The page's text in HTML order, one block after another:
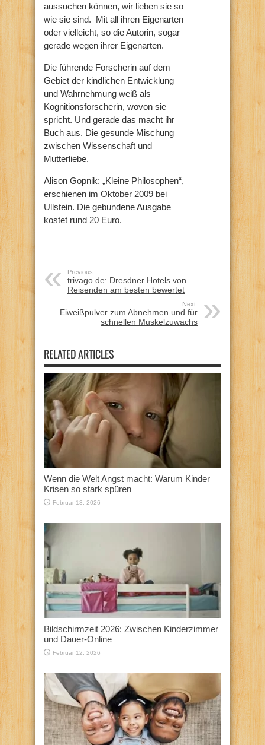
aussuchen können, wir lieben sie so
wie sie sind. Mit all ihren Eigenarten
oder vielleicht, so die Autorin, sogar
gerade wegen ihrer Eigenarten.
Die führende Forscherin auf dem
Gebiet der kindlichen Entwicklung
und Wahrnehmung weiß als
Kognitionsforscherin, wovon sie
spricht. Und gerade das macht ihr
Buch aus. Die gesunde Mischung
zwischen Wissenschaft und
Mutterliebe.
Alison Gopnik: „Kleine Philosophen“,
erschienen im Oktober 2009 bei
Ullstein. Die gebundene Ausgabe
kostet rund 20 Euro.
Previous:
trivago.de: Dresdner Hotels von
Reisenden am besten bewertet
Next:
Eiweißpulver zum Abnehmen und für
schnellen Muskelzuwachs
RELATED ARTICLES
Wenn die Welt Angst macht: Warum Kinder
Krisen so stark spüren
Februar 13, 2026
Bildschirmzeit 2026: Zwischen Kinderzimmer
und Dauer-Online
Februar 12, 2026